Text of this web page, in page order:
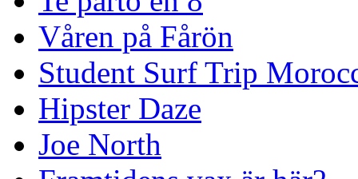
Våren på Fårön
Student Surf Trip
Hipster Daze
Joe North